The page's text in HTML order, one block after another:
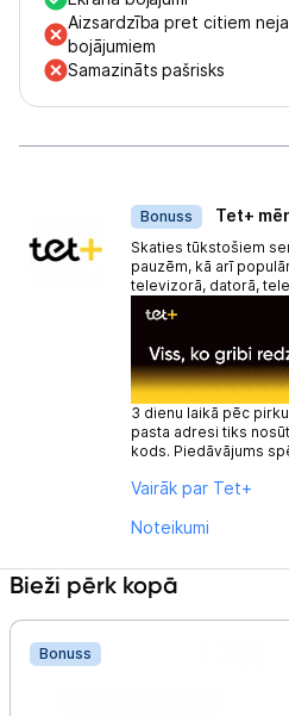
Aizsardzība pret citiem
bojājumiem
Samazināts pašrisks
Bonuss Tet+
Skaties tūkstošiem
pauzēm, kā arī
televizorā, datorā,
3 dienu laikā pēc
pasta adresi tiks
kods. Piedāvājums
Vairāk par Tet+
Noteikumi
Bieži pērk kopā
Bonuss